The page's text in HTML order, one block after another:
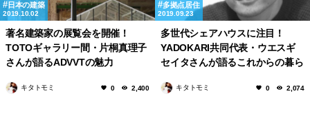
日本の建築
2019.10.02
著名建築家の展覧会を開催！
TOTOギャラリー間・片桐真理子
さんが語るADVVTの魅力
キタトモミ 0 2,400
多拠点居住
2019.09.23
多世代シェアハウスに注目！
YADOKARI共同代表・ウエスギ
セイタさんが語るこれからの暮ら
キタトモミ 0 2,074